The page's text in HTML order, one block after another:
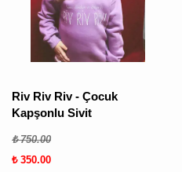
Riv Riv Riv - Çocuk
Kapşonlu Sivit
₺ 750.00
₺ 350.00